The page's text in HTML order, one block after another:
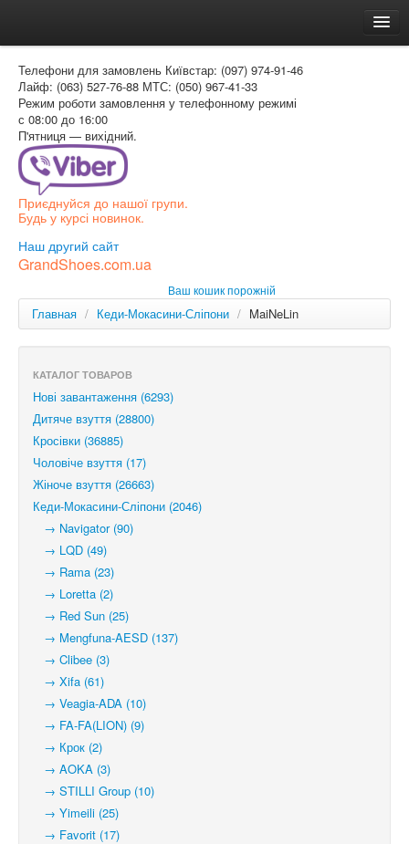
Доставка и оплата
Как заказать
Контакти
Таблиця розмірів
Вхід для покупця
РОС
Телефони для замовлень Київстар: (097) 974-91-46
Лайф: (063) 527-76-88 МТС: (050) 967-41-33
Режим роботи замовлення у телефонному режимі
с 08:00 до 16:00
П'ятниця — вихідний.
Приєднуйся до нашої групи.
Будь у курсі новинок.
Наш другий сайт
GrandShoes.com.ua
Ваш кошик порожній
Главная / Кеди-Мокасини-Сліпони / MaiNeLin
КАТАЛОГ ТОВАРОВ
Нові завантаження (6293)
Дитяче взуття (28800)
Кросівки (36885)
Чоловіче взуття (17)
Жіноче взуття (26663)
Кеди-Мокасини-Сліпони (2046)
→ Navigator (90)
→ LQD (49)
→ Rama (23)
→ Loretta (2)
→ Red Sun (25)
→ Mengfuna-AESD (137)
→ Clibee (3)
→ Xifa (61)
→ Veagia-ADA (10)
→ FA-FA(LION) (9)
→ Крок (2)
→ AOKA (3)
→ STILLI Group (10)
→ Yimeili (25)
→ Favorit (17)